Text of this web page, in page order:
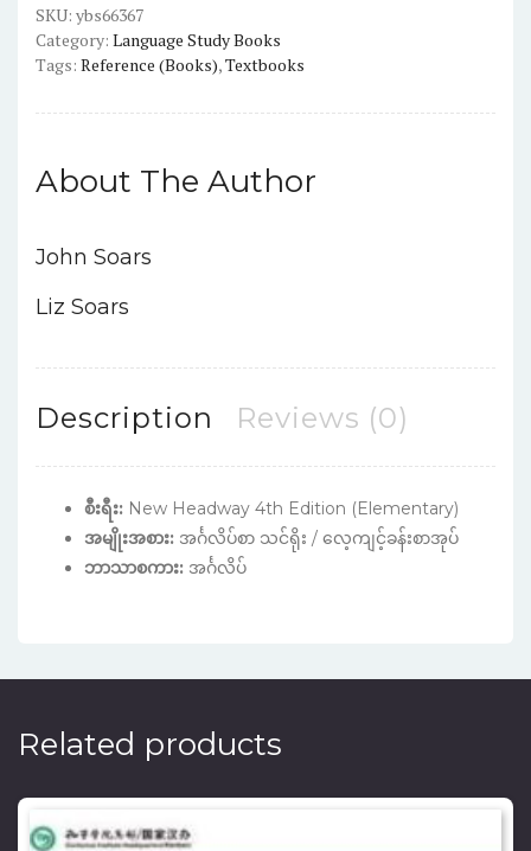
quantity
SKU: ybs66367
Category: Language Study Books
Tags: Reference (Books),Textbooks
About The Author
John Soars
Liz Soars
Description Reviews (0)
စီးရီး: New Headway 4th Edition (Elementary)
အမျိုးအစား: အင်္ဂလိပ်စာ သင်ရိုး / လေ့ကျင့်ခန်းစာအုပ်
ဘာသာစကား: အင်္ဂလိပ်
Related products